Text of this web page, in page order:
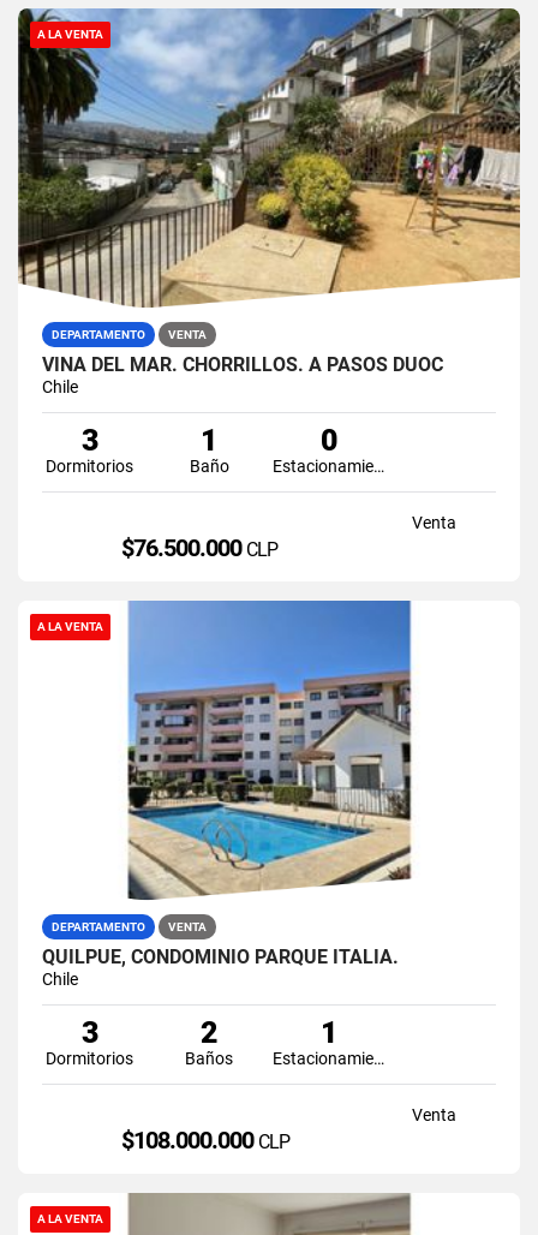
A LA VENTA
DEPARTAMENTO VENTA
VIÑA DEL MAR. CHORRILLOS. A PASOS DUOC
Chile
3
Dormitorios
1
Baño
0
Estacionamiento
Venta
$76.500.000 CLP
A LA VENTA
DEPARTAMENTO VENTA
QUILPUE, CONDOMINIO PARQUE ITALIA.
Chile
3
Dormitorios
2
Baños
1
Estacionamiento
Venta
$108.000.000 CLP
A LA VENTA